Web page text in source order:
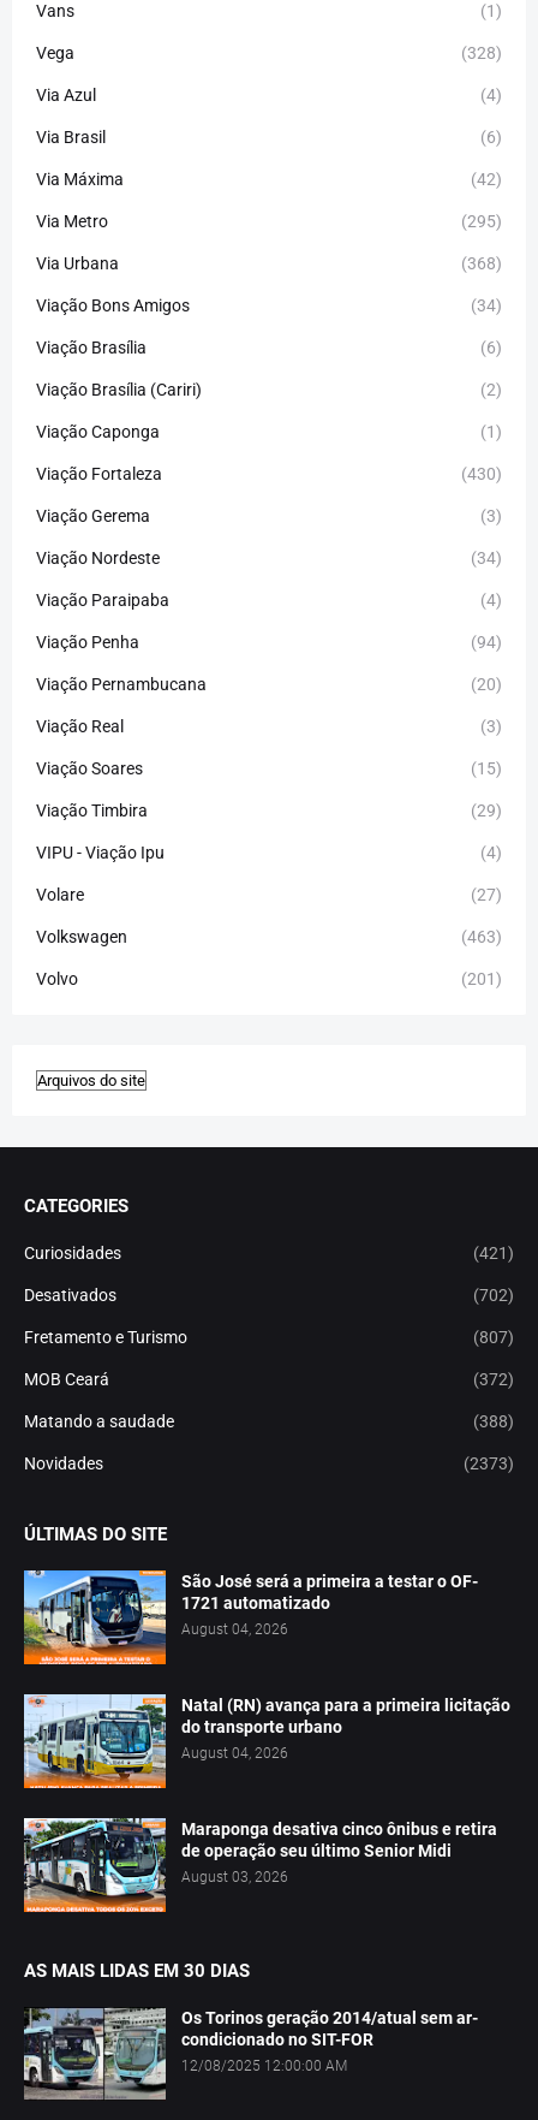
Vans (1)
Vega (328)
Via Azul (4)
Via Brasil (6)
Via Máxima (42)
Via Metro (295)
Via Urbana (368)
Viação Bons Amigos (34)
Viação Brasília (6)
Viação Brasília (Cariri) (2)
Viação Caponga (1)
Viação Fortaleza (430)
Viação Gerema (3)
Viação Nordeste (34)
Viação Paraipaba (4)
Viação Penha (94)
Viação Pernambucana (20)
Viação Real (3)
Viação Soares (15)
Viação Timbira (29)
VIPU - Viação Ipu (4)
Volare (27)
Volkswagen (463)
Volvo (201)
CATEGORIES
Curiosidades (421)
Desativados (702)
Fretamento e Turismo (807)
MOB Ceará (372)
Matando a saudade (388)
Novidades (2373)
ÚLTIMAS DO SITE
São José será a primeira a testar o OF-
1721 automatizado
August 04, 2026
Natal (RN) avança para a primeira licitação
do transporte urbano
August 04, 2026
Maraponga desativa cinco ônibus e retira
de operação seu último Senior Midi
August 03, 2026
AS MAIS LIDAS EM 30 DIAS
Os Torinos geração 2014/atual sem ar-
condicionado no SIT-FOR
12/08/2025 12:00:00 AM